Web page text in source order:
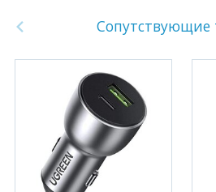
Сопутствующие